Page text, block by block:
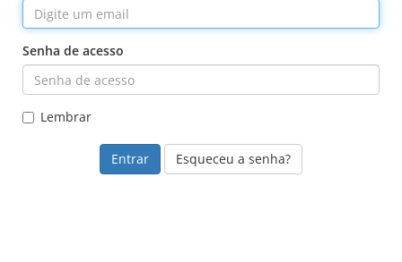
Senha de acesso
Lembrar
Esqueceu a senha?